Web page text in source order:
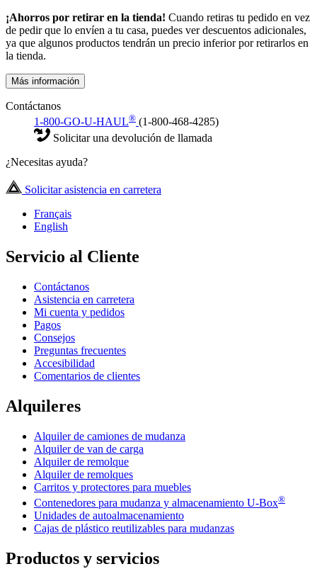
¡Ahorros por retirar en la tienda! Cuando retiras tu pedido en vez
de pedir que lo envíen a tu casa, puedes ver descuentos adicionales,
ya que algunos productos tendrán un precio inferior por retirarlos en
la tienda.
Más información
Contáctanos
1-800-GO-U-HAUL® (1-800-468-4285)
Solicitar una devolución de llamada
¿Necesitas ayuda?
Solicitar asistencia en carretera
Français
English
Servicio al Cliente
Contáctanos
Asistencia en carretera
Mi cuenta y pedidos
Pagos
Consejos
Preguntas frecuentes
Accesibilidad
Comentarios de clientes
Alquileres
Alquiler de camiones de mudanza
Alquiler de van de carga
Alquiler de remolque
Alquiler de remolques
Carritos y protectores para muebles
Contenedores para mudanza y almacenamiento U-Box®
Unidades de autoalmacenamiento
Cajas de plástico reutilizables para mudanzas
Productos y servicios